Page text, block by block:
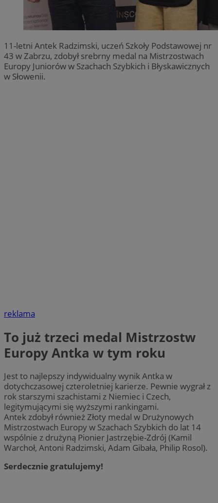
11-letni Antek Radzimski, uczeń Szkoły Podstawowej nr
43 w Zabrzu, zdobył srebrny medal na Mistrzostwach
Europy Juniorów w Szachach Szybkich i Błyskawicznych
w Słowenii.
reklama
To już trzeci medal Mistrzostw
Europy Antka w tym roku
Jest to najlepszy indywidualny wynik Antka w
dotychczasowej czteroletniej karierze. Pewnie wygrał z
rok starszymi szachistami z Niemiec i Czech,
legitymującymi się wyższymi rankingami.
Antek zdobył również Złoty medal w Drużynowych
Mistrzostwach Europy w Szachach Szybkich do lat 14
wspólnie z drużyną Pionier Jastrzębie-Zdrój (Kamil
Warchoł, Antoni Radzimski, Adam Gibała, Philip Rosol).
Serdecznie gratulujemy!